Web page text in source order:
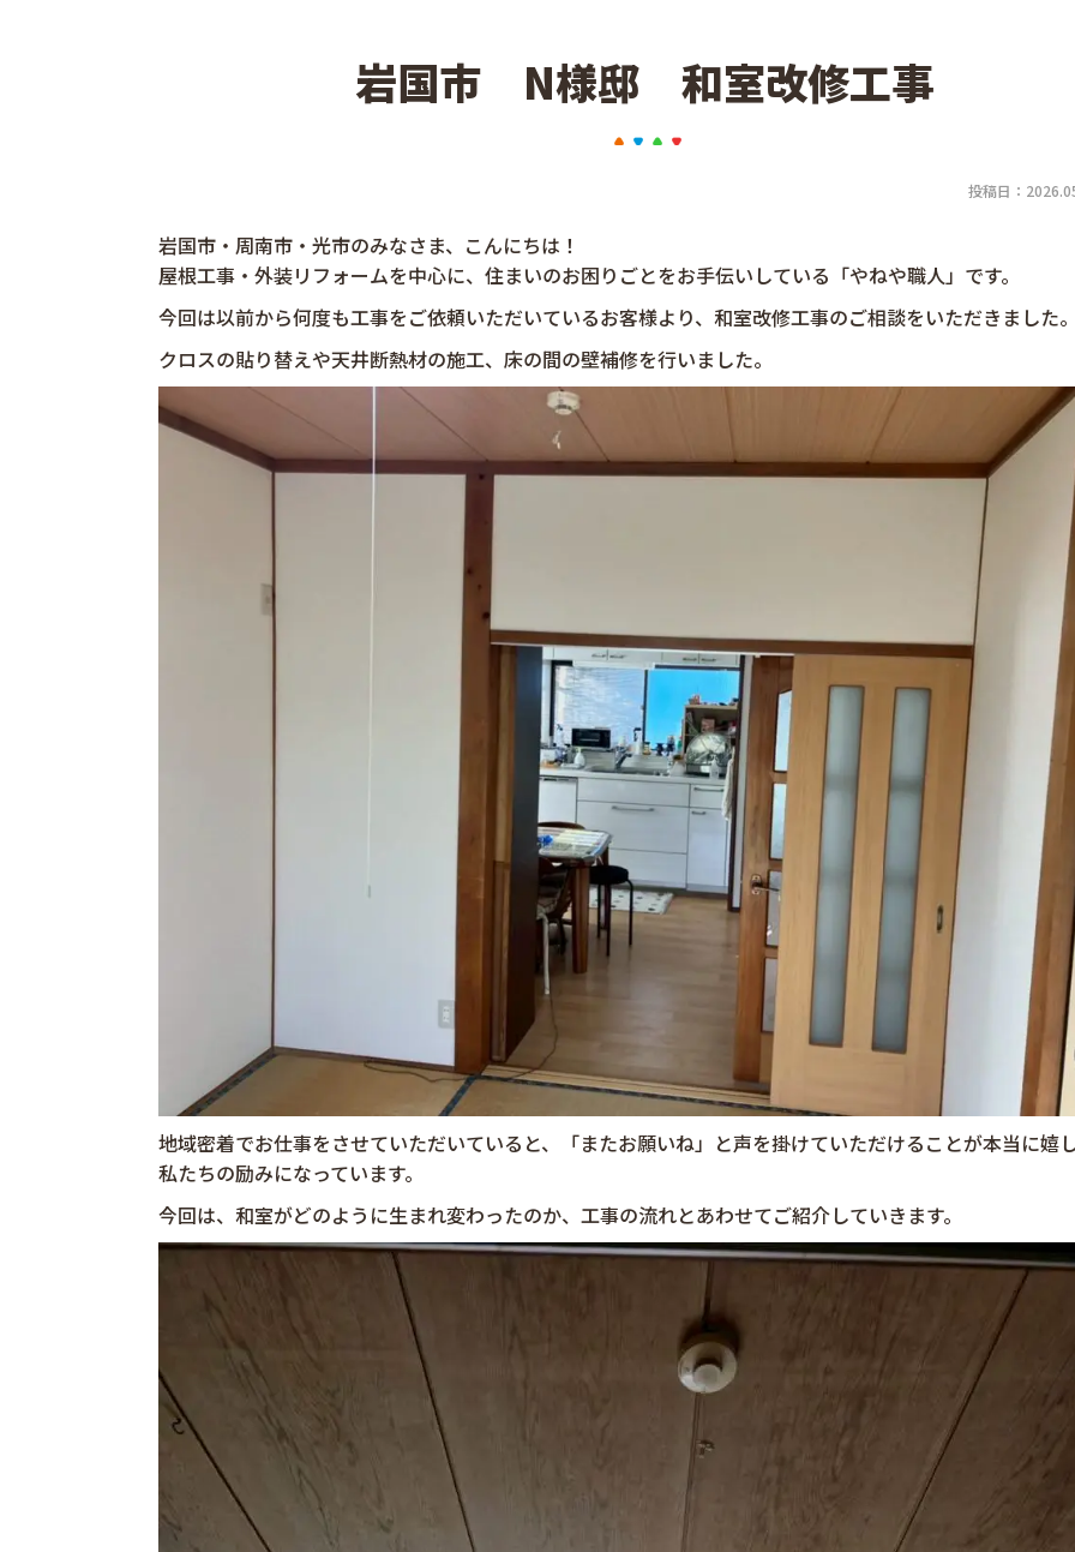
岩国市 N様邸 和室改修工事
投稿日：
岩国市・周南市・光市のみなさま、こんにちは！
屋根工事・外装リフォームを中心に、住まいのお困りごとをお手伝いしている「やねや職人」です。
今回は以前から何度も工事をご依頼いただいているお客様より、和室改修工事のご相談をいただきました
クロスの貼り替えや天井断熱材の施工、床の間の壁補修を行いました。
地域密着でお仕事をさせていただいていると、「またお願いね」と声を掛けていただけることが本当に嬉
私たちの励みになっています。
今回は、和室がどのように生まれ変わったのか、工事の流れとあわせてご紹介していきます。